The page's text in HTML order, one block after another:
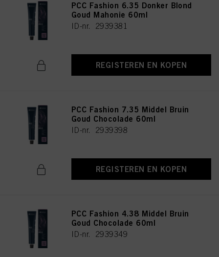
PCC Fashion 6.35 Donker Blond
Goud Mahonie 60ml
ID-nr. 2939381
REGISTEREN EN KOPEN
PCC Fashion 7.35 Middel Bruin
Goud Chocolade 60ml
ID-nr. 2939398
REGISTEREN EN KOPEN
PCC Fashion 4.38 Middel Bruin
Goud Chocolade 60ml
ID-nr. 2939349